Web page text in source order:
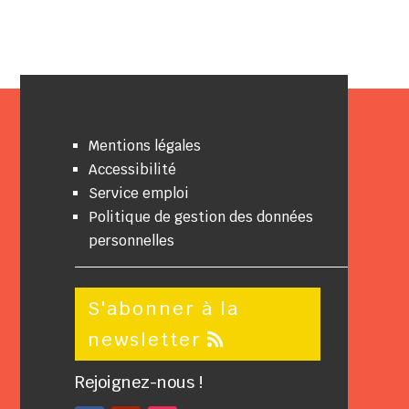
Mentions légales
Accessibilité
Service emploi
Politique de gestion des données
personnelles
S'abonner à la
newsletter
Rejoignez-nous !